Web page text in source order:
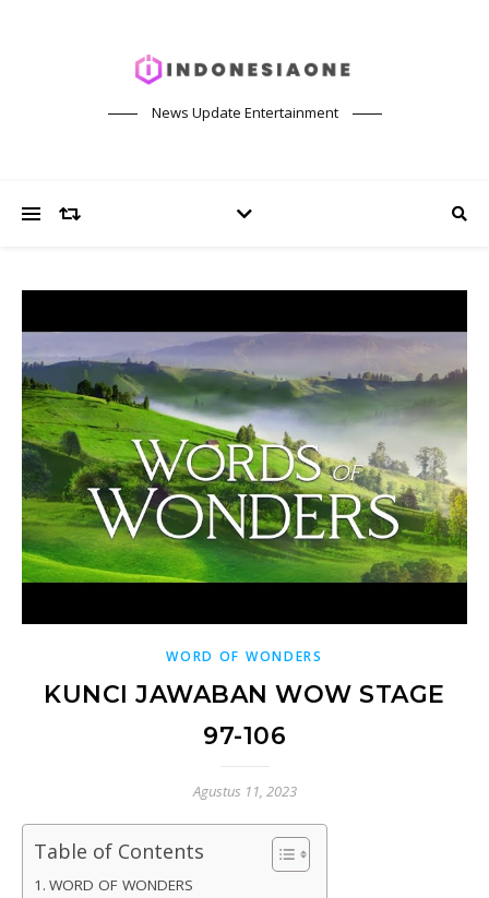
News Update Entertainment
WORD OF WONDERS
KUNCI JAWABAN WOW STAGE
97-106
Agustus 11, 2023
Table of Contents
WORD OF WONDERS